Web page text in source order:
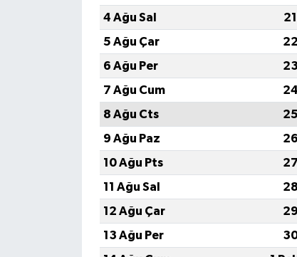
4 Ağu Sal
5 Ağu Çar
6 Ağu Per
7 Ağu Cum
8 Ağu Cts
9 Ağu Paz
10 Ağu Pts
11 Ağu Sal
12 Ağu Çar
13 Ağu Per